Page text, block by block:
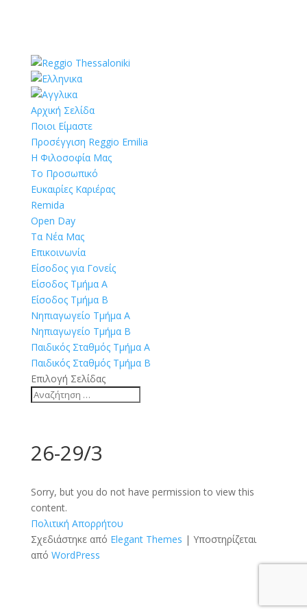
Αρχική Σελίδα
Ποιοι Είμαστε
Προσέγγιση Reggio Emilia
Η Φιλοσοφία Μας
Το Προσωπικό
Ευκαιρίες Καριέρας
Remida
Open Day
Τα Νέα Μας
Επικοινωνία
Είσοδος για Γονείς
Είσοδος Τμήμα Α
Είσοδος Τμήμα Β
Νηπιαγωγείο Τμήμα Α
Νηπιαγωγείο Τμήμα Β
Παιδικός Σταθμός Τμήμα Α
Παιδικός Σταθμός Τμήμα Β
Επιλογή Σελίδας
26-29/3
Sorry, but you do not have permission to view this
content.
Πολιτική Απορρήτου
Σχεδιάστηκε από Elegant Themes | Υποστηρίζεται
από WordPress